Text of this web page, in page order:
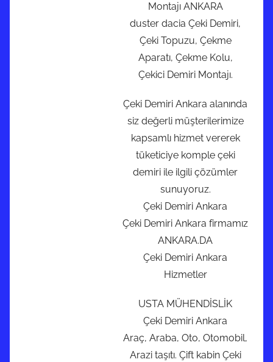
Montajı ANKARA
duster dacia Çeki Demiri,
Çeki Topuzu, Çekme
Aparatı, Çekme Kolu,
Çekici Demiri Montajı.
Çeki Demiri Ankara alanında
siz değerli müşterilerimize
kapsamlı hizmet vererek
tüketiciye komple çeki
demiri ile ilgili çözümler
sunuyoruz.
Çeki Demiri Ankara
Çeki Demiri Ankara firmamız
ANKARA.DA
Çeki Demiri Ankara
Hizmetler
USTA MÜHENDİSLİK
Çeki Demiri Ankara
Araç, Araba, Oto, Otomobil,
Arazi taşıtı. Çift kabin Çeki